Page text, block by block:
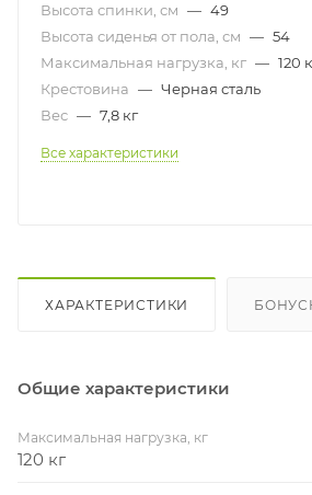
Высота спинки, см — 49
Высота сиденья от пола, см — 54
Максимальная нагрузка, кг — 120
Крестовина — Черная сталь
Вес — 7,8 кг
Все характеристики
ХАРАКТЕРИСТИКИ
Общие характеристики
Максимальная нагрузка, кг
120 кг